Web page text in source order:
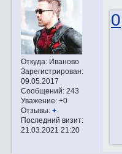
Откуда:Иваново
Зарегистрирован:
09.05.2017
Сообщений:243
Уважение: +0
Отзывы: +
Последний визит:
21.03.2021 21:20
0